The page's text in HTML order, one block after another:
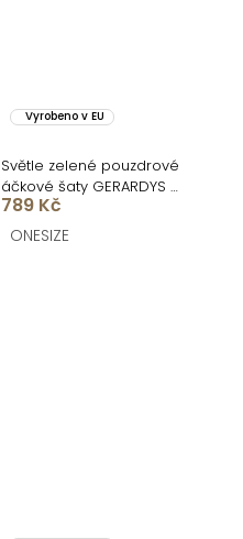
Vyrobeno v EU
Světle zelené pouzdrové
áčkové šaty GERARDYS s
páskem
789 Kč
ONESIZE